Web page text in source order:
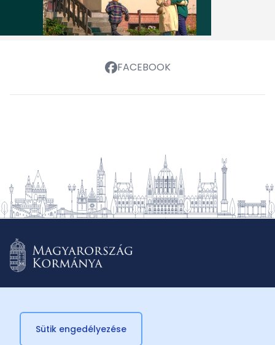
FACEBOOK
© 2026 Külügyminisztérium
Sütik engedélyezése